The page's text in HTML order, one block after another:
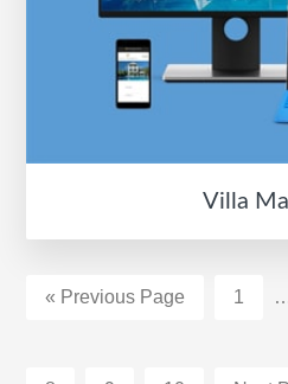
Villa
« Go
Previous Page Σελίδα
1